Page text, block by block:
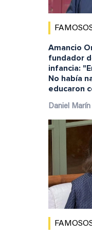
Amancio
fundador
infancia:
No había
educaron
Daniel Marín